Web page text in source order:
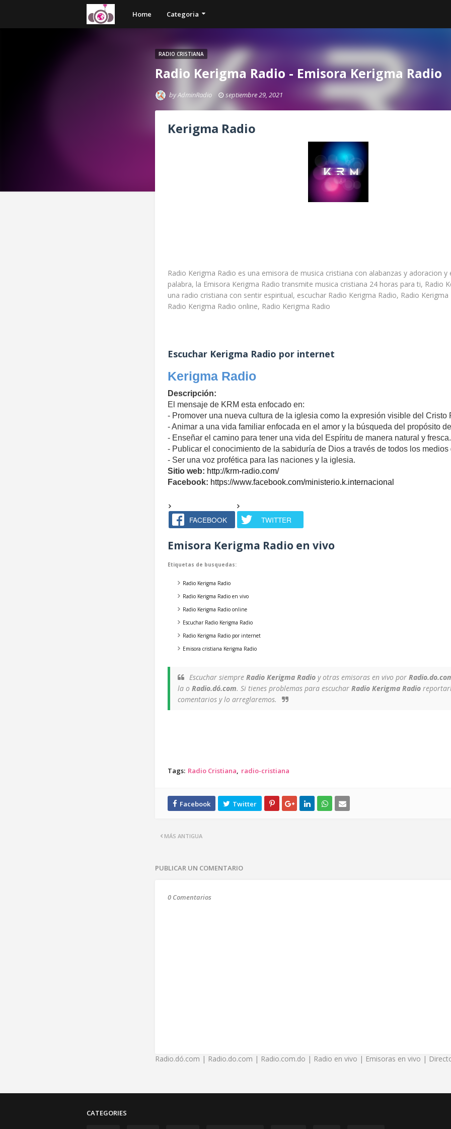
Home Categoria
RADIO CRISTIANA
Radio Kerigma Radio - Emisora Kerigma Radio
byAdminRadio septiembre 29, 2021
Kerigma Radio
Radio Kerigma Radio es una emisora de musica cristiana con alabanzas y adoracion y
palabra, la Emisora Kerigma Radio transmite musica cristiana 24 horas para ti, Radio
una radio cristiana con sentir espiritual, escuchar Radio Kerigma Radio, Radio Kerigma
Radio Kerigma Radio online, Radio Kerigma Radio
Escuchar Kerigma Radio por internet
Kerigma Radio
Descripción:
El mensaje de KRM esta enfocado en:
- Promover una nueva cultura de la iglesia como la expresión visible del Cristo
​​​​- Animar a una vida familiar enfocada en el amor y la búsqueda del propósito
- Enseñar el camino para tener una vida del Espíritu de manera natural y fresca.
- Publicar el conocimiento de la sabiduría de Dios a través de todos los medios
- Ser una voz profética para las naciones y la iglesia.
Sitio web: http://krm-radio.com/
Facebook: https://www.facebook.com/ministerio.k.internacional
FACEBOOK TWITTER
Emisora Kerigma Radio en vivo
Etiquetas de busquedas:
Radio Kerigma Radio
Radio Kerigma Radio en vivo
Radio Kerigma Radio online
Escuchar Radio Kerigma Radio
Radio Kerigma Radio por internet
Emisora cristiana Kerigma Radio
Escuchar siempre Radio Kerigma Radio y otras emisoras en vivo por
la o Radio.dó.com. Si tienes problemas para escuchar Radio Kerigma Radio
comentarios y lo arreglaremos.
Tags: Radio Cristiana radio-cristiana
MÁS ANTIGUA
PUBLICAR UN COMENTARIO
0 Comentarios
Radio.dó.com | Radio.do.com | Radio.com.do | Radio en vivo | Emisoras en vivo |
CATEGORIES